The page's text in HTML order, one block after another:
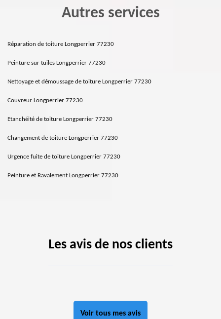
Autres services
Réparation de toiture Longperrier 77230
Peinture sur tuiles Longperrier 77230
Nettoyage et démoussage de toiture Longperrier 77230
Couvreur Longperrier 77230
Etanchéité de toiture Longperrier 77230
Changement de toiture Longperrier 77230
Urgence fuite de toiture Longperrier 77230
Peinture et Ravalement Longperrier 77230
Les avis de nos clients
Voir tous mes avis